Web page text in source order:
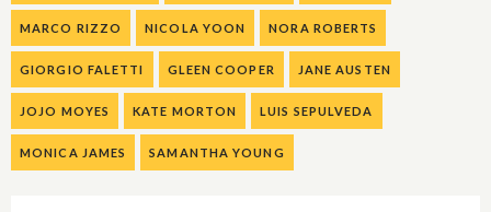
MARCO RIZZO NICOLA YOON NORA ROBERTS
GIORGIO FALETTI GLEEN COOPER JANE AUSTEN
JOJO MOYES KATE MORTON LUIS SEPULVEDA
MONICA JAMES SAMANTHA YOUNG